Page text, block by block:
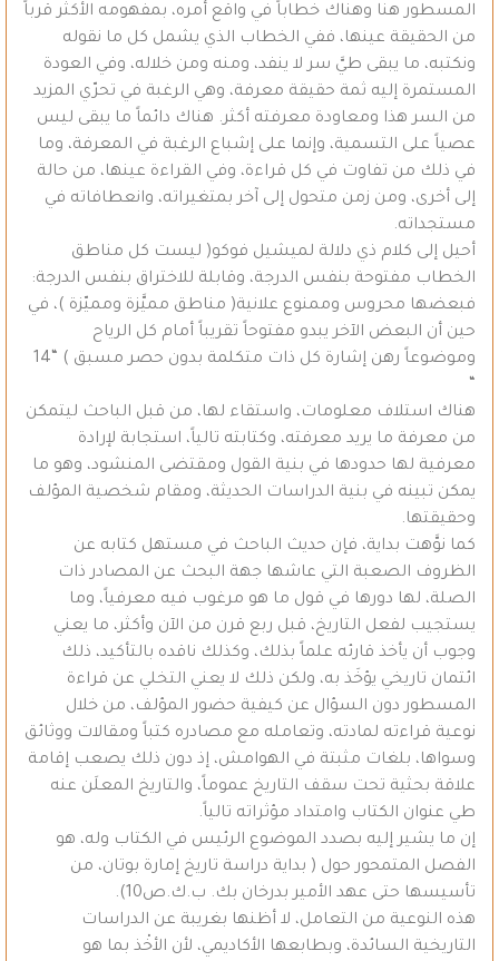
المسطور هنا وهناك خطاباً في واقع أمره، بمفهومه الأكثر قرباً
من الحقيقة عينها، ففي الخطاب الذي يشمل كل ما نقوله
ونكتبه، ما يبقى طيَّ سر لا ينفد، ومنه ومن خلاله، وفي العودة
المستمرة إليه ثمة حقيقة معرفة، وهي الرغبة في تحرّي المزيد
من السر هذا ومعاودة معرفته أكثر. هناك دائماً ما يبقى ليس
عصياً على التسمية، وإنما على إشباع الرغبة في المعرفة، وما
في ذلك من تفاوت في كل قراءة، وفي القراءة عينها، من حالة
إلى أخرى، ومن زمن متحول إلى آخر بمتغيراته، وانعطافاته في
مستجداته.
أحيل إلى كلام ذي دلالة لميشيل فوكو( ليست كل مناطق
الخطاب مفتوحة بنفس الدرجة، وقابلة للاختراق بنفس الدرجة:
فبعضها محروس وممنوع علانية( مناطق مميَّزة ومميّزة )، في
حين أن البعض الآخر يبدو مفتوحاً تقريباً أمام كل الرياح
وموضوعاً رهن إشارة كل ذات متكلمة بدون حصر مسبق ) “14
هناك استلاف معلومات، واستقاء لها، من قبل الباحث ليتمكن
من معرفة ما يريد معرفته، وكتابته تالياً، استجابة لإرادة
معرفية لها حدودها في بنية القول ومقتضى المنشود، وهو ما
يمكن تبينه في بنية الدراسات الحديثة، ومقام شخصية المؤلف
وحقيقتها.
كما نوَّهت بداية، فإن حديث الباحث في مستهل كتابه عن
الظروف الصعبة التي عاشها جهة البحث عن المصادر ذات
الصلة، لها دورها في قول ما هو مرغوب فيه معرفياً، وما
يستجيب لفعل التاريخ، قبل ربع قرن من الآن وأكثر، ما يعني
وجوب أن يأخذ قارئه علماً بذلك، وكذلك ناقده بالتأكيد، ذلك
ائتمان تاريخي يؤخَذ به، ولكن ذلك لا يعني التخلي عن قراءة
المسطور دون السؤال عن كيفية حضور المؤلف، من خلال
نوعية قراءته لمادته، وتعامله مع مصادره كتباً ومقالات ووثائق
وسواها، بلغات مثبتة في الهوامش، إذ دون ذلك يصعب إقامة
علاقة بحثية تحت سقف التاريخ عموماً، والتاريخ المعلَن عنه
طي عنوان الكتاب وامتداد مؤثراته تالياً.
إن ما يشير إليه بصدد الموضوع الرئيس في الكتاب وله، هو
الفصل المتمحور حول ( بداية دراسة تاريخ إمارة بوتان، من
تأسيسها حتى عهد الأمير بدرخان بك. ب.ك.ص10).
هذه النوعية من التعامل، لا أظنها بغريبة عن الدراسات
التاريخية السائدة، وبطابعها الأكاديمي، لأن الأخْذ بما هو